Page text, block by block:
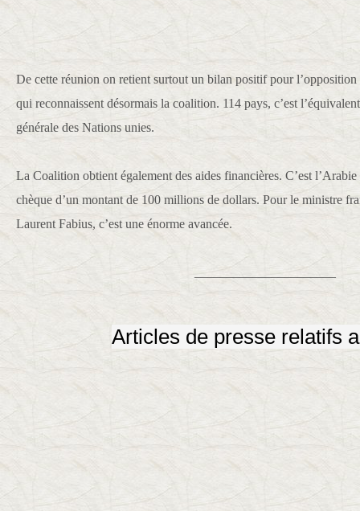
De cette réunion on retient surtout un bilan positif pour l’opposition
qui reconnaissent désormais la coalition. 114 pays, c’est
générale des Nations unies.
La Coalition obtient également des aides financières. C’est
chèque d’un montant de 100 millions de dollars. Pour le ministre
Laurent Fabius, c’est une énorme avancée.
Articles de presse relatifs